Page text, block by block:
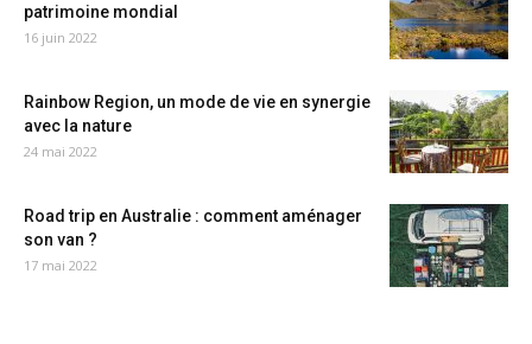
patrimoine mondial
16 juin 2022
Rainbow Region, un mode de vie en synergie
avec la nature
24 mai 2022
Road trip en Australie : comment aménager
son van ?
17 mai 2022